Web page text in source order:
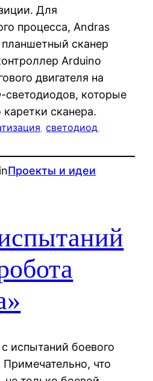
Для
процесса, Andras
сканер
Arduino
двигателя на
которые
сканера.
, светодиод
Проекты и идеи
испытаний боевого
что